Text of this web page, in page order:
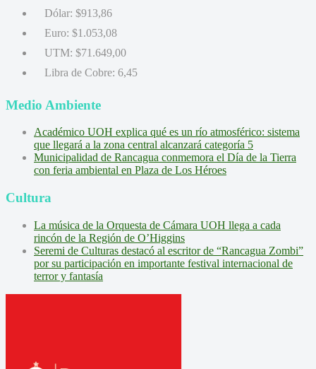
Dólar: $913,86
Euro: $1.053,08
UTM: $71.649,00
Libra de Cobre: 6,45
Medio Ambiente
Académico UOH explica qué es un río atmosférico: sistema
que llegará a la zona central alcanzará categoría 5
Municipalidad de Rancagua conmemora el Día de la Tierra
con feria ambiental en Plaza de Los Héroes
Cultura
La música de la Orquesta de Cámara UOH llega a cada
rincón de la Región de O’Higgins
Seremi de Culturas destacó al escritor de “Rancagua Zombi”
por su participación en importante festival internacional de
terror y fantasía